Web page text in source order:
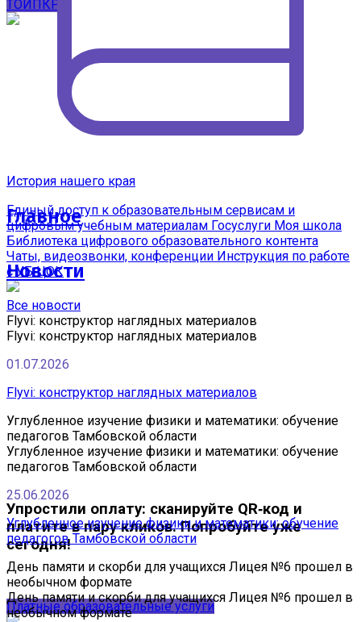
ТОИПКРО
Единый доступ к образовательным сервисам и
цифровым учебным материалам Госуслуги Моя школа
Библиотека цифрового образовательного контента
Чаты, видеозвонки, конференции Инструкция по работе
с УБ ЦОК
Упростили оплату: сканируйте QR‑код и
платите в пару кликов. Попробуйте уже
сегодня!
Платные образовательные услуги
История нашего края
Главное
Новости
Все новости
Flyvi: конструктор наглядных материалов
Flyvi: конструктор наглядных материалов
01.07.2026
Flyvi: конструктор наглядных материалов
Углубленное изучение физики и математики: обучение
педагогов Тамбовской области
Углубленное изучение физики и математики: обучение
педагогов Тамбовской области
25.06.2026
Углубленное изучение физики и математики: обучение
педагогов Тамбовской области
День памяти и скорби для учащихся Лицея №6 прошел в
необычном формате
День памяти и скорби для учащихся Лицея №6 прошел в
необычном формате